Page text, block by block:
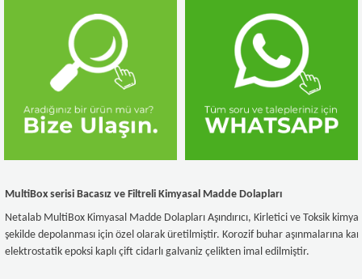
MultiBox serisi Bacasız ve Filtreli Kimyasal Madde Dolapları
Netalab MultiBox Kimyasal Madde Dolapları Aşındırıcı, Kirletici ve Toksik
şekilde depolanması için özel olarak üretilmiştir. Korozif buhar aşınmalarına
elektrostatik epoksi kaplı çift cidarlı galvaniz çelikten imal edilmiştir.